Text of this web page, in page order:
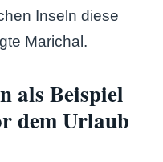
Inseln diese
Marichal.
als Beispiel
dem Urlaub